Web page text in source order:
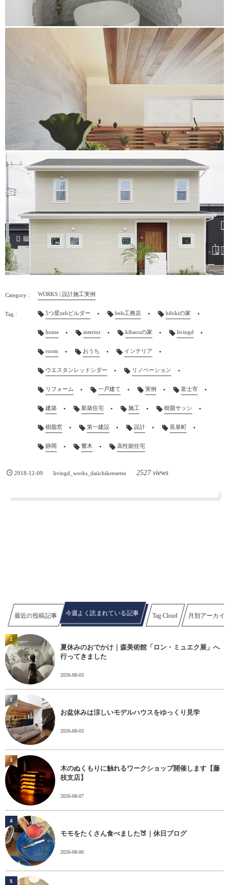
WORKS | 設計施工実例
5つ星zehビルダー bels工務店 hibikiの家
home interior kibacoの家 livingd
room おうち インテリア
ウエスタンレッドシダー リノベーション
リフォーム 一戸建て 実例 富士市
建築 新築住宅 施工 樹脂サッシ
樹脂窓 第一建設 設計 長泉町
静岡 響木 高性能住宅
2018-12-09 livingd_works_daiichikensetsu 2527 views
最近の投稿記事 今週よく読まれている記事 Tag Cloud 月別アーカイ
夏休みのおでかけ｜森美術館「ロン・ミュエク展」へ
行ってきました
2026-08-03
1
お盆休みは涼しいモデルハウスをゆっくり見学
2026-08-03
2
木のぬくもりに触れるワークショップ開催します【藤
枝支店】
2026-08-07
3
モモをたくさん食べました🍑｜休日ブログ
2026-08-06
4
5